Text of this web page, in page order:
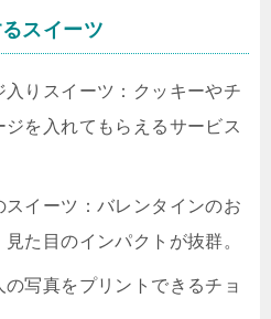
スイーツ
りスイーツ：クッキーやチ
ジを入れてもらえるサービス
イーツ：バレンタインのお
た目のインパクトが抜群。
写真をプリントできるチョ